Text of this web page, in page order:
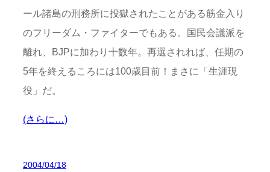
ール諸島の刑務所に投獄されたことがある筋金入り
のフリーダム・ファイターでもある。国民会議派を
離れ、BJPに加わり十数年。再選されれば、任期の
5年を終えるころには100歳目前！まさに「生涯現
役」だ。
(さらに…)
2004/04/18